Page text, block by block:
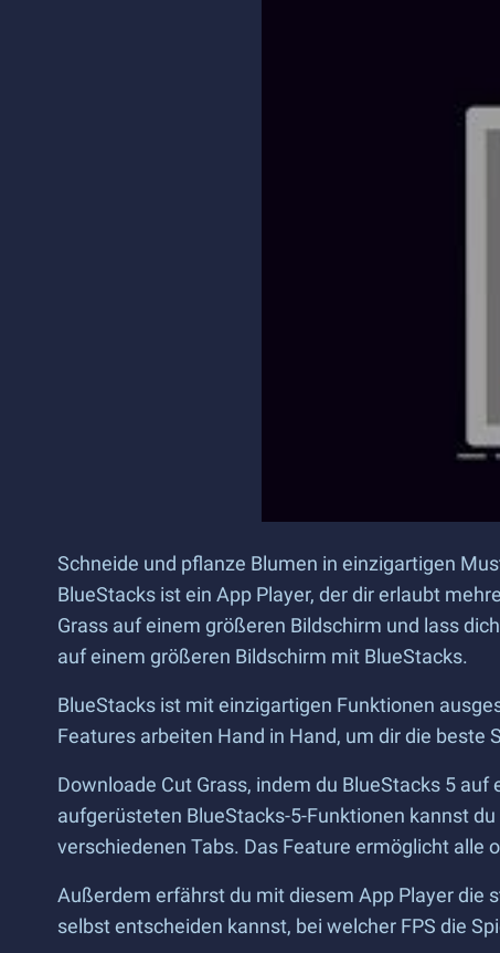
Schneide und pflanze Blumen in einzigartigen
BlueStacks ist ein App Player, der dir erlaubt
Grass auf einem größeren Bildschirm und lass
auf einem größeren Bildschirm mit BlueStacks.
BlueStacks ist mit einzigartigen Funktionen
Features arbeiten Hand in Hand, um dir die beste
Downloade Cut Grass, indem du BlueStacks 5
aufgerüsteten BlueStacks-5-Funktionen kannst
verschiedenen Tabs. Das Feature ermöglicht alle
Außerdem erfährst du mit diesem App Player die
selbst entscheiden kannst, bei welcher FPS die